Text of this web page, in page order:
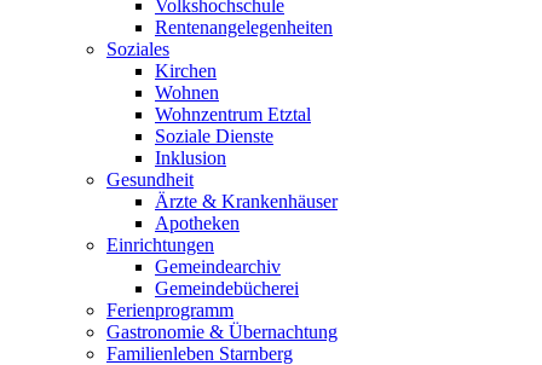
Volkshochschule
Rentenangelegenheiten
Soziales
Kirchen
Wohnen
Wohnzentrum Etztal
Soziale Dienste
Inklusion
Gesundheit
Ärzte & Krankenhäuser
Apotheken
Einrichtungen
Gemeindearchiv
Gemeindebücherei
Ferienprogramm
Gastronomie & Übernachtung
Familienleben Starnberg